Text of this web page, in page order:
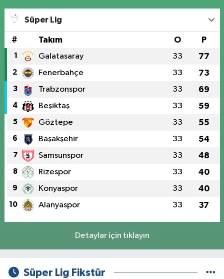
Süper Lig
# Takım O P
1 Galatasaray 33 77
2 Fenerbahçe 33 73
3 Trabzonspor 33 69
4 Beşiktaş 33 59
5 Göztepe 33 55
6 Başakşehir 33 54
7 Samsunspor 33 48
8 Rizespor 33 40
9 Konyaspor 33 40
10 Alanyaspor 33 37
Detaylar için tıklayın
Süper Lig Fikstür